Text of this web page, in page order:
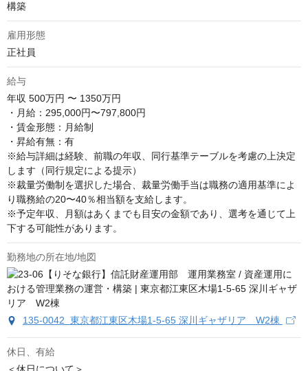
構築
雇用形態
正社員
給与
年収 500万円 〜 1350万円
・月給：295,000円〜797,800円
・賃金形態：月給制
・昇給有無：有
※給与詳細は経験、前職の年収、同行基準テーブルを考慮の上決定
します（同行規定による提示）
※裁量労働制を選択した場合、裁量労働手当は職務の適用基準によ
り職務給の20〜40％相当額を支給します。
※予定年収、月額はあくまでも目安の金額であり、選考を通じて上
下する可能性があります。
勤務地の所在地/地図
135-0042 東京都江東区木場1-5-65 深川ギャザリア W2棟
休日、有給